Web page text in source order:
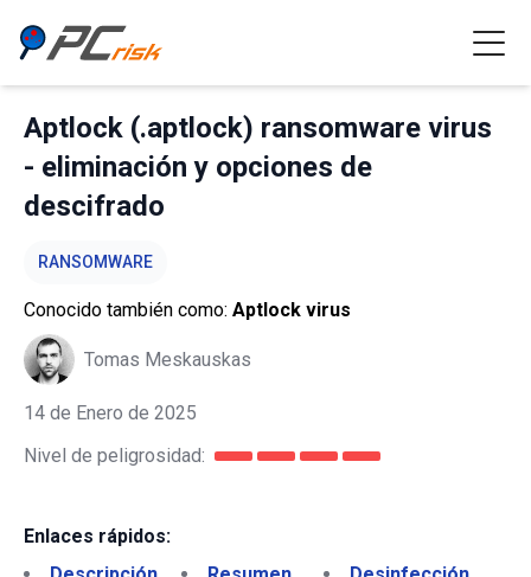
Aptlock (.aptlock) ransomware virus
- eliminación y opciones de
descifrado
RANSOMWARE
Conocido también como: Aptlock virus
Tomas Meskauskas
14 de Enero de 2025
Nivel de peligrosidad:
Enlaces rápidos: